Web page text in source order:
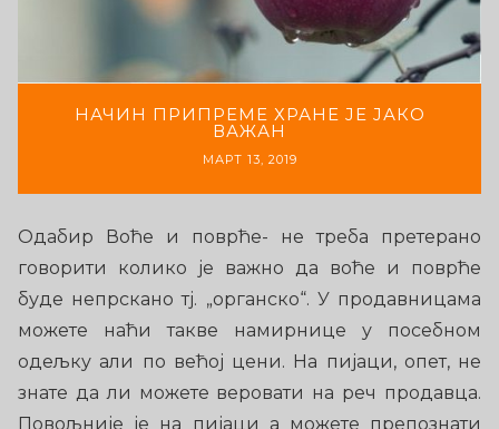
НАЧИН ПРИПРЕМЕ ХРАНЕ ЈЕ ЈАКО
ВАЖАН
МАРТ 13, 2019
Одабир Воће и поврће- не треба претерано
говорити колико је важно да воће и поврће
буде непрскано тј. „органско“. У продавницама
можете наћи такве намирнице у посебном
одељку али по већој цени. На пијаци, опет, не
знате да ли можете веровати на реч продавца.
Повољније је на пијаци а можете препознати